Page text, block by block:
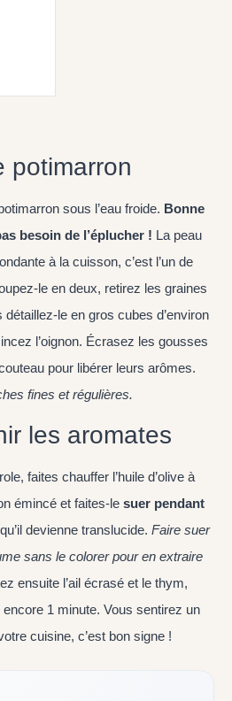
potimarron
sous l’eau froide. Bonne
besoin de l’éplucher ! La peau
à la cuisson, c’est l’un de
le en deux, retirez les graines
détaillez-le en gros cubes d’environ
l’oignon. Écrasez les gousses
pour libérer leurs arômes.
fines et régulières.
les aromates
faites chauffer l’huile d’olive à
émincé et faites-le suer pendant
devienne translucide. Faire suer
sans le colorer pour en extraire
ensuite l’ail écrasé et le thym,
1 minute. Vous sentirez un
cuisine, c’est bon signe !